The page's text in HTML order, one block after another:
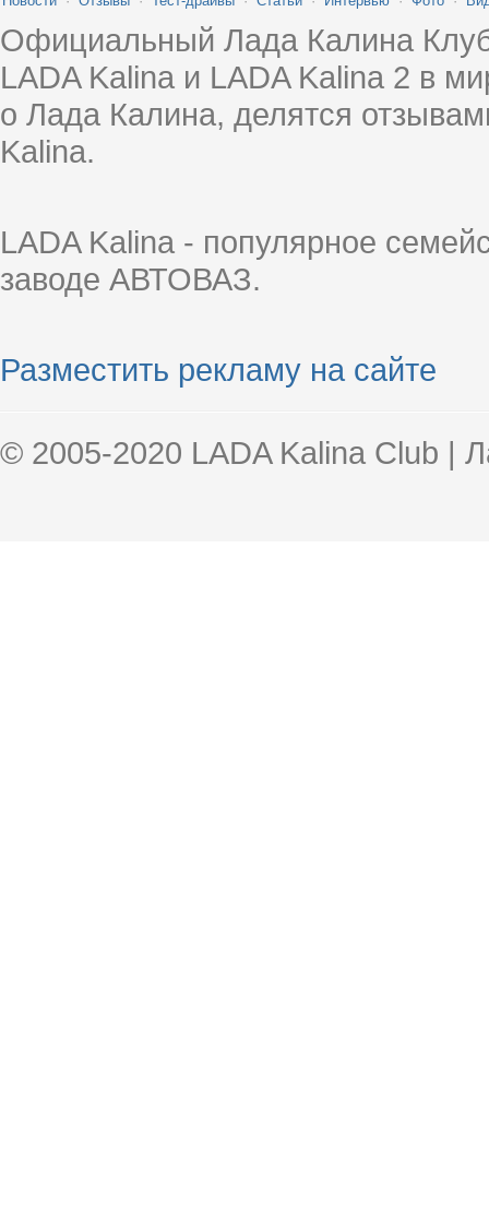
Официальный Лада Калина
LADA Kalina и LADA Kalina 2 в
о Лада Калина, делятся
Kalina.
LADA Kalina - популярное
заводе АВТОВАЗ.
Разместить рекламу на сайте
© 2005-2020 LADA Kalina Club |